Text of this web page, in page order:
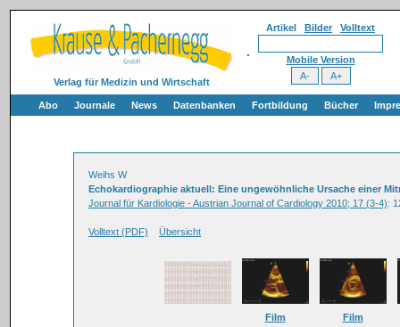
Verlag für Medizin und Wirtschaft
Artikel Bilder Volltext
Mobile Version
Abo Journale News Datenbanken Fortbildung Bücher
Weihs W
Echokardiographie aktuell: Eine ungewöhnliche Ursache einer
Journal für Kardiologie - Austrian Journal of Cardiology 2010; 17 (3-4):
Volltext (PDF) Übersicht
Film Film